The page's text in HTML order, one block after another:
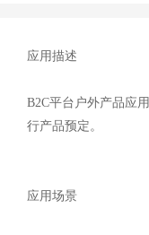
应用描述
B2C平台 户外产品应用
行产品预定。
应用场景